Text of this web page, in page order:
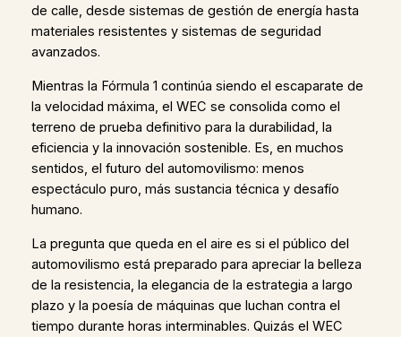
de calle, desde sistemas de gestión de energía hasta
materiales resistentes y sistemas de seguridad
avanzados.
Mientras la Fórmula 1 continúa siendo el escaparate de
la velocidad máxima, el WEC se consolida como el
terreno de prueba definitivo para la durabilidad, la
eficiencia y la innovación sostenible. Es, en muchos
sentidos, el futuro del automovilismo: menos
espectáculo puro, más sustancia técnica y desafío
humano.
La pregunta que queda en el aire es si el público del
automovilismo está preparado para apreciar la belleza
de la resistencia, la elegancia de la estrategia a largo
plazo y la poesía de máquinas que luchan contra el
tiempo durante horas interminables. Quizás el WEC